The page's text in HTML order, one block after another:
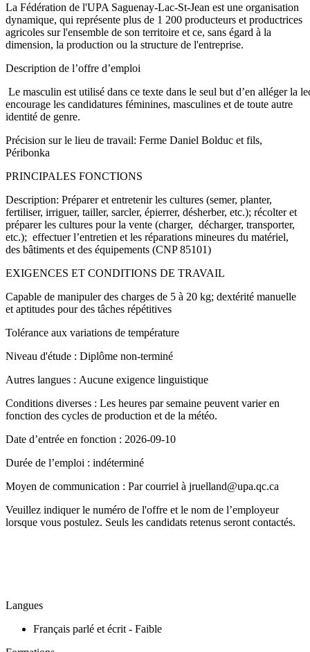
La Fédération de l'UPA Saguenay-Lac-St-Jean est une organisation
dynamique, qui représente plus de 1 200 producteurs et productrices
agricoles sur l'ensemble de son territoire et ce, sans égard à la
dimension, la production ou la structure de l'entreprise.
Description de l’offre d’emploi
Le masculin est utilisé dans ce texte dans le seul but d’en alléger la
encourage les candidatures féminines, masculines et de toute autre
identité de genre.
Précision sur le lieu de travail: Ferme Daniel Bolduc et fils,
Péribonka
PRINCIPALES FONCTIONS
Description: Préparer et entretenir les cultures (semer, planter,
fertiliser, irriguer, tailler, sarcler, épierrer, désherber, etc.); récolter et
préparer les cultures pour la vente (charger, décharger, transporter,
etc.); effectuer l’entretien et les réparations mineures du matériel,
des bâtiments et des équipements (CNP 85101)
EXIGENCES ET CONDITIONS DE TRAVAIL
Capable de manipuler des charges de 5 à 20 kg; dextérité manuelle
et aptitudes pour des tâches répétitives
Tolérance aux variations de température
Niveau d'étude : Diplôme non-terminé
Autres langues : Aucune exigence linguistique
Conditions diverses : Les heures par semaine peuvent varier en
fonction des cycles de production et de la météo.
Date d’entrée en fonction : 2026-09-10
Durée de l’emploi : indéterminé
Moyen de communication : Par courriel à jruelland@upa.qc.ca
Veuillez indiquer le numéro de l'offre et le nom de l’employeur
lorsque vous postulez. Seuls les candidats retenus seront contactés.
Langues
Français parlé et écrit - Faible